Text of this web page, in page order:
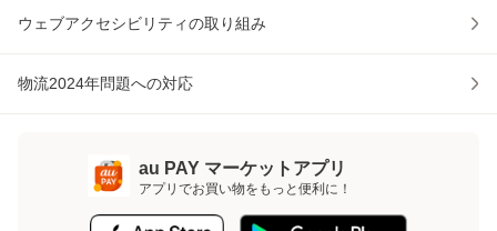
ウェブアクセシビリティの取り組み
物流2024年問題への対応
au PAY マーケットアプリ
アプリでお買い物をもっと便利に！